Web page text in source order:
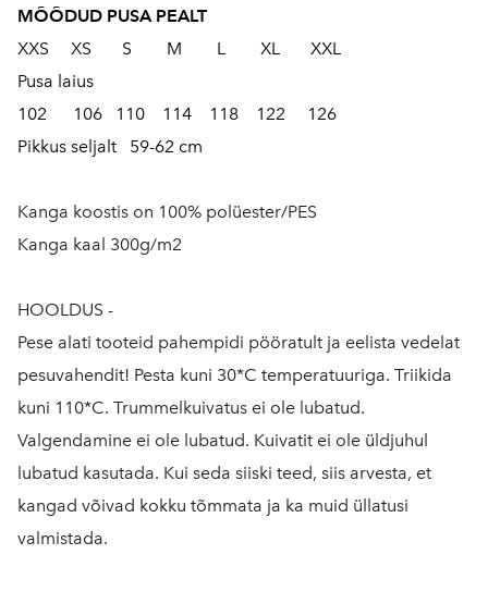
MÕÕDUD PUSA PEALT
XXS XS S M L XL XXL
Pusa laius
102 106 110 114 118 122 126
Pikkus seljalt 59-62 cm
Kanga koostis on 100% polüester/PES
Kanga kaal 300g/m2
HOOLDUS -
Pese alati tooteid pahempidi pööratult ja eelista vedelat
pesuvahendit! Pesta kuni 30*C temperatuuriga. Triikida
kuni 110*C. Trummelkuivatus ei ole lubatud.
Valgendamine ei ole lubatud. Kuivatit ei ole üldjuhul
lubatud kasutada. Kui seda siiski teed, siis arvesta, et
kangad võivad kokku tõmmata ja ka muid üllatusi
valmistada.